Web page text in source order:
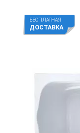
БЕСПЛАТНАЯ
ДОСТАВКА